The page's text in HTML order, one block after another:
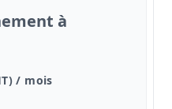
à
/ mois